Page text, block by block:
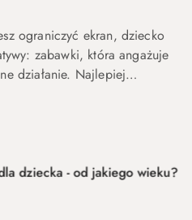
ograniczyć ekran, dziecko
zabawki, która angażuje
działanie. Najlepiej